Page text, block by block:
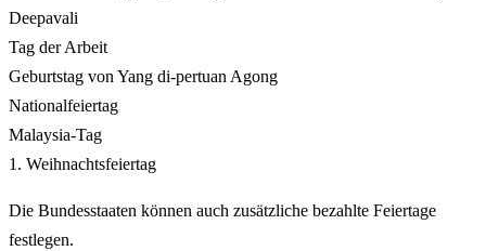
Deepavali
Tag der Arbeit
Geburtstag von Yang di-pertuan Agong
Nationalfeiertag
Malaysia-Tag
1. Weihnachtsfeiertag
Die Bundesstaaten können auch zusätzliche bezahlte Feiertage
festlegen.